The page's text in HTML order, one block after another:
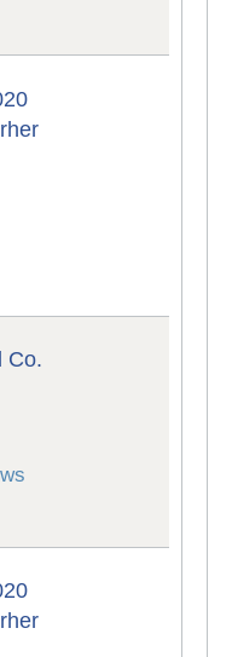
Co.